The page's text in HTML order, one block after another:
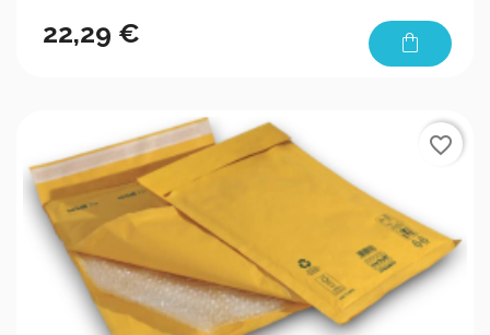
22,29 € shopping_bag
favorite_border